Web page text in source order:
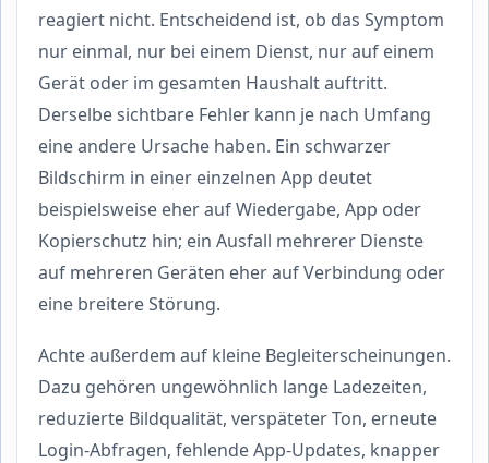
reagiert nicht. Entscheidend ist, ob das Symptom
nur einmal, nur bei einem Dienst, nur auf einem
Gerät oder im gesamten Haushalt auftritt.
Derselbe sichtbare Fehler kann je nach Umfang
eine andere Ursache haben. Ein schwarzer
Bildschirm in einer einzelnen App deutet
beispielsweise eher auf Wiedergabe, App oder
Kopierschutz hin; ein Ausfall mehrerer Dienste
auf mehreren Geräten eher auf Verbindung oder
eine breitere Störung.
Achte außerdem auf kleine Begleiterscheinungen.
Dazu gehören ungewöhnlich lange Ladezeiten,
reduzierte Bildqualität, verspäteter Ton, erneute
Login-Abfragen, fehlende App-Updates, knapper